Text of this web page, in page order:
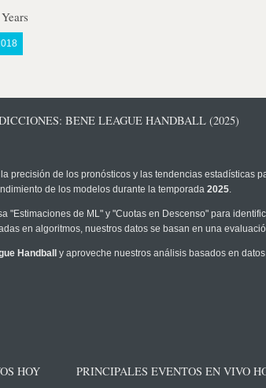
BENE LEAGUE HANDBALL (2025)
precisión de los pronósticos y las tendencias estadísticas
de los modelos durante la temporada 2025.
"Estimaciones de ML" y "Cuotas en Descenso" para
en algoritmos, nuestros datos se basan en una
Handball
y aproveche nuestros análisis basados en
HOY PRINCIPALES EVENTOS EN VIVO